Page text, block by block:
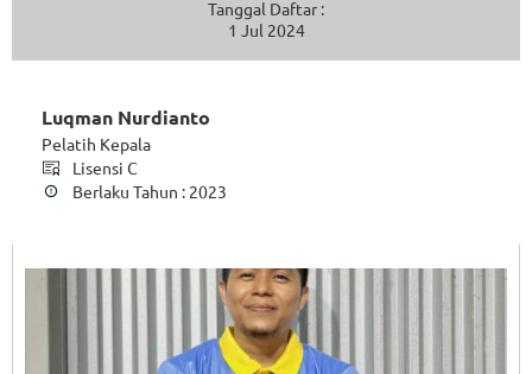
Tanggal Daftar :
1 Jul 2024
Luqman Nurdianto
Pelatih Kepala
Lisensi C
Berlaku Tahun : 2023